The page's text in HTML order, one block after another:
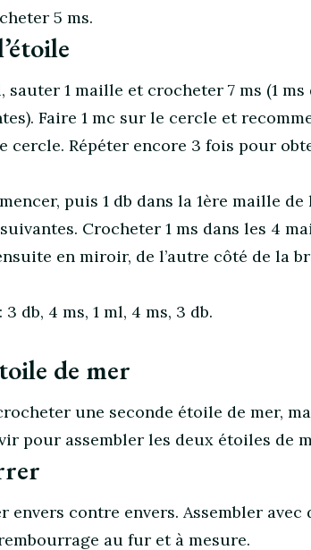
5 ms.
1 maille et crocheter 7 ms (1 ms
Faire 1 mc sur le cercle et
cercle. Répéter encore 3 fois pour
puis 1 db dans la 1ère maille de
Crocheter 1 ms dans les 4
en miroir, de l’autre côté de la
db, 4 ms, 1 ml, 4 ms, 3 db.
de mer
une seconde étoile de mer,
pour assembler les deux étoiles de
contre envers. Assembler avec
au fur et à mesure.